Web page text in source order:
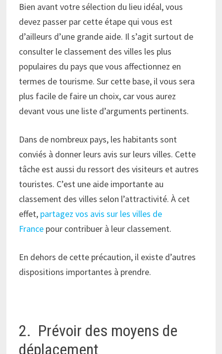
Bien avant votre sélection du lieu idéal, vous
devez passer par cette étape qui vous est
d’ailleurs d’une grande aide. Il s’agit surtout de
consulter le classement des villes les plus
populaires du pays que vous affectionnez en
termes de tourisme. Sur cette base, il vous sera
plus facile de faire un choix, car vous aurez
devant vous une liste d’arguments pertinents.
Dans de nombreux pays, les habitants sont
conviés à donner leurs avis sur leurs villes. Cette
tâche est aussi du ressort des visiteurs et autres
touristes. C’est une aide importante au
classement des villes selon l’attractivité. À cet
effet, partagez vos avis sur les villes de
France pour contribuer à leur classement.
En dehors de cette précaution, il existe d’autres
dispositions importantes à prendre.
2. Prévoir des moyens de
déplacement